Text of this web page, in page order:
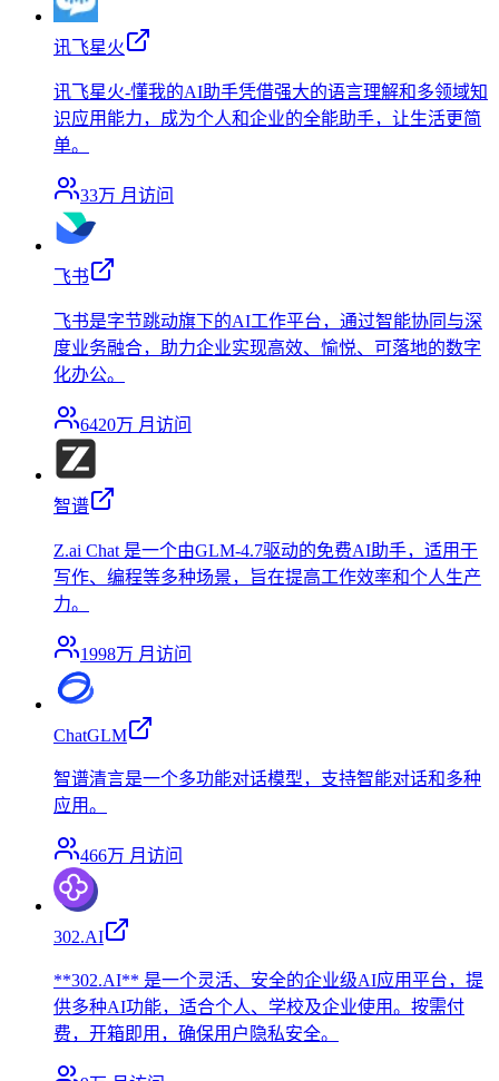
讯飞星火
讯飞星火-懂我的AI助手凭借强大的语言理解和多领域知
识应用能力，成为个人和企业的全能助手，让生活更简
单。
33万 月访问
飞书
飞书是字节跳动旗下的AI工作平台，通过智能协同与深
度业务融合，助力企业实现高效、愉悦、可落地的数字
化办公。
6420万 月访问
智谱
Z.ai Chat 是一个由GLM-4.7驱动的免费AI助手，适用于
写作、编程等多种场景，旨在提高工作效率和个人生产
力。
1998万 月访问
ChatGLM
智谱清言是一个多功能对话模型，支持智能对话和多种
应用。
466万 月访问
302.AI
**302.AI** 是一个灵活、安全的企业级AI应用平台，提
供多种AI功能，适合个人、学校及企业使用。按需付
费，开箱即用，确保用户隐私安全。